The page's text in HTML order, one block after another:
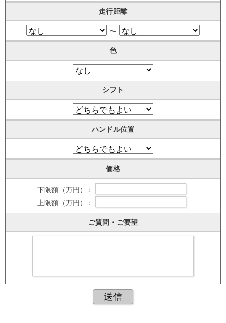
走行距離
〜
色
シフト
ハンドル位置
価格
下限額（万円） :
上限額（万円） :
ご質問・ご要望